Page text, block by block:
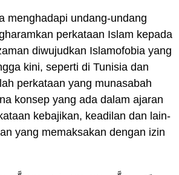
menghadapi undang-undang
perkataan Islam kepada
diwujudkan Islamofobia yang
kini, seperti di Tunisia dan
perkataan yang munasabah
konsep yang ada dalam ajaran
kebajikan, keadilan dan lain-
yang memaksakan dengan izin